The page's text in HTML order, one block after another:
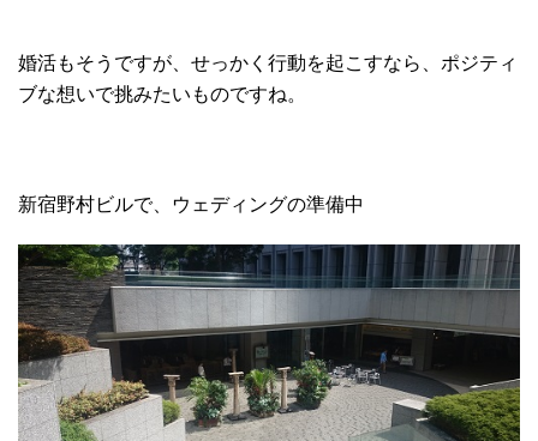
婚活もそうですが、せっかく行動を起こすなら、ポジティ
ブな想いで挑みたいものですね。
新宿野村ビルで、ウェディングの準備中